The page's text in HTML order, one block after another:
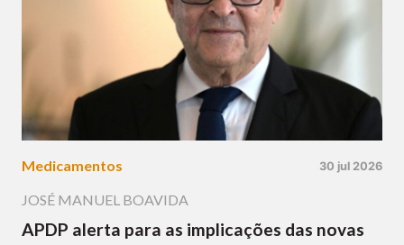
Medicamentos 30 jul 2026
JOSÉ MANUEL BOAVIDA
APDP alerta para as implicações das novas